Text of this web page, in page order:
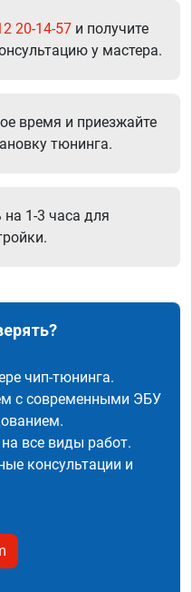
20-14-57 и получите
у мастера.
время и приезжайте
тюнинга.
1-3 часа для
чип-тюнинга.
с современными ЭБУ
все виды работ.
консультации и